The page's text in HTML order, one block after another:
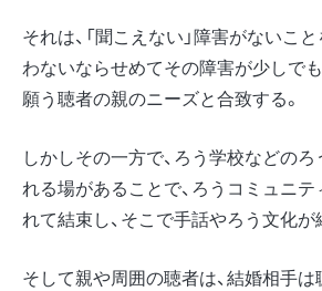
それは、「聞こえない」障害がないこ
わないならせめてその障害が少しで
願う聴者の親のニーズと合致する。
しかしその一方で、ろう学校などの
れる場があることで、ろうコミュニ
れて結束し、そこで手話やろう文化が
そして親や周囲の聴者は、結婚相手